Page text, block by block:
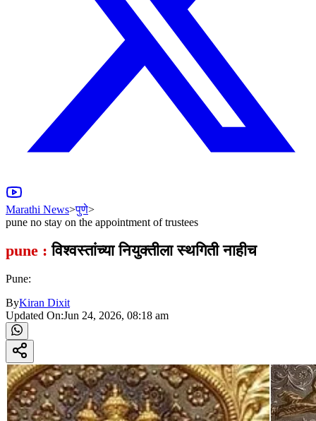
Marathi News>पुणे>
pune no stay on the appointment of trustees
pune : विश्वस्तांच्या नियुक्तीला स्थगिती नाहीच
Pune:
ByKiran Dixit
Updated On:Jun 24, 2026, 08:18 am